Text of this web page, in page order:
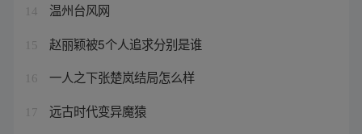
14 温州台风网
15 赵丽颖被5个人追求分别是谁
16 一人之下张楚岚结局怎么样
17 远古时代变异魔猿